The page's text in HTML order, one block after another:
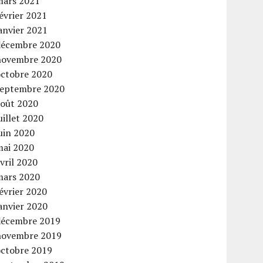
2021
2021
2020
2020
2020
2020
2020
2020
2020
2020
2020
2020
2020
2020
2019
2019
2019